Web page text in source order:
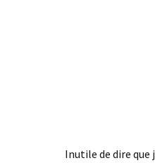
Inutile de dire que